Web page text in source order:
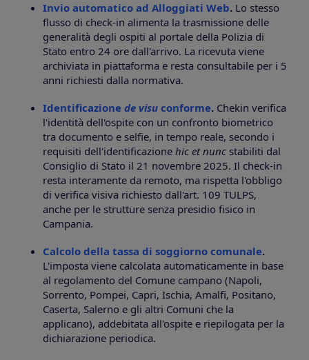
Invio automatico ad Alloggiati Web. Lo stesso
flusso di check-in alimenta la trasmissione delle
generalità degli ospiti al portale della Polizia di
Stato entro 24 ore dall'arrivo. La ricevuta viene
archiviata in piattaforma e resta consultabile per i 5
anni richiesti dalla normativa.
Identificazione de visu conforme. Chekin verifica
l'identità dell'ospite con un confronto biometrico
tra documento e selfie, in tempo reale, secondo i
requisiti dell'identificazione hic et nunc stabiliti dal
Consiglio di Stato il 21 novembre 2025. Il check-in
resta interamente da remoto, ma rispetta l'obbligo
di verifica visiva richiesto dall'art. 109 TULPS,
anche per le strutture senza presidio fisico in
Campania.
Calcolo della tassa di soggiorno comunale.
L'imposta viene calcolata automaticamente in base
al regolamento del Comune campano (Napoli,
Sorrento, Pompei, Capri, Ischia, Amalfi, Positano,
Caserta, Salerno e gli altri Comuni che la
applicano), addebitata all'ospite e riepilogata per la
dichiarazione periodica.